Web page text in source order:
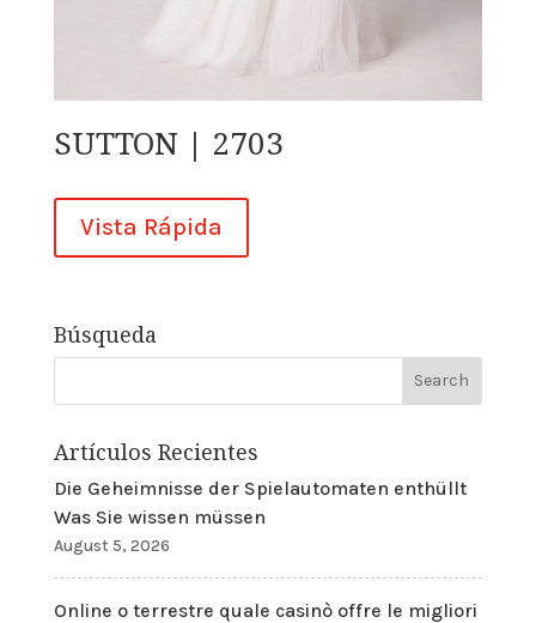
SUTTON | 2703
Vista Rápida
Búsqueda
Artículos Recientes
Die Geheimnisse der Spielautomaten enthüllt
Was Sie wissen müssen
August 5, 2026
Online o terrestre quale casinò offre le migliori